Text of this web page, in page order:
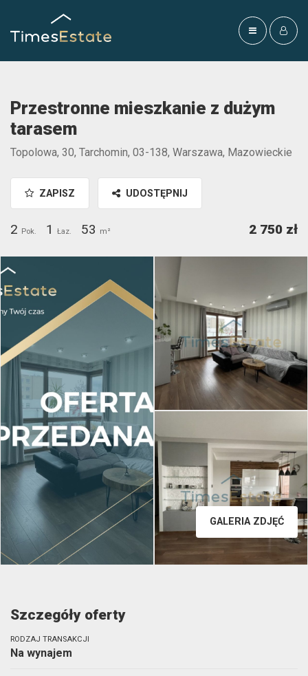
Przestronne mieszkanie z dużym
tarasem
Topolowa, 30, Tarchomin, 03-138, Warszawa, Mazowieckie
ZAPISZ UDOSTĘPNIJ
2 Pok. 1 Łaz. 53 m² 2 750 zł
GALERIA ZDJĘĆ
Szczegóły oferty
RODZAJ TRANSAKCJI
Na wynajem